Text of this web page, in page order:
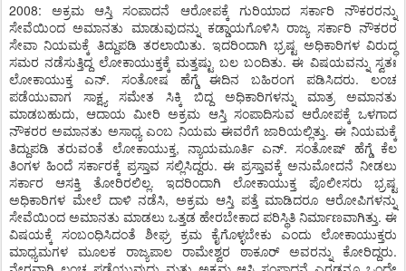
2008: ಅಕ್ರಮ ಆಸ್ತಿ ಸಂಪಾದನೆ ಆರೋಪಕ್ಕೆ ಗುರಿಯಾದ ಸರ್ಕಾರಿ ನೌಕರರನ್ನು
ಸೇವೆಯಿಂದ ಅಮಾನತು ಮಾಡುವುದನ್ನು ಕಡ್ಡಾಯಗೊಳಿಸಿ ರಾಜ್ಯ ಸರ್ಕಾರಿ ನೌಕರರ
ಸೇವಾ ನಿಯಮಕ್ಕೆ ತಿದ್ದುಪಡಿ ತರಲಾಯಿತು. ಇದರಿಂದಾಗಿ ಭ್ರಷ್ಟ ಅಧಿಕಾರಿಗಳ ವಿರುದ್ಧ
ಸಮರ ನಡೆಸುತ್ತಿದ್ದ ಲೋಕಾಯುಕ್ತಕ್ಕೆ ಮತ್ತಷ್ಟು ಬಲ ಬಂದಿತು. ಈ ವಿಷಯವನ್ನು ಸ್ವತಃ
ಲೋಕಾಯುಕ್ತ ಎನ್. ಸಂತೋಷ ಹೆಗ್ಡೆ ಈದಿನ ಬಹಿರಂಗ ಪಡಿಸಿದರು. ಲಂಚ
ಪಡೆಯುವಾಗ ಸಾಕ್ಷ್ಯ ಸಮೇತ ಸಿಕ್ಕಿ ಬಿದ್ದ ಅಧಿಕಾರಿಗಳನ್ನು ಮಾತ್ರ ಅಮಾನತು
ಮಾಡಬಹುದು, ಆದಾಯ ಮೀರಿ ಅಕ್ರಮ ಆಸ್ತಿ ಸಂಪಾದಿಸುವ ಆರೋಪಕ್ಕೆ ಒಳಗಾದ
ನೌಕರರ ಅಮಾನತು ಅಸಾಧ್ಯ ಎಂಬ ನಿಯಮ ಈವರೆಗೆ ಜಾರಿಯಲ್ಲಿತ್ತು. ಈ ನಿಯಮಕ್ಕೆ
ತಿದ್ದುಪಡಿ ತರುವಂತೆ ಲೋಕಾಯುಕ್ತ, ನ್ಯಾಯಮೂರ್ತಿ ಎನ್. ಸಂತೋಷ್ ಹೆಗ್ಡೆ ಕೆಲ
ತಿಂಗಳ ಹಿಂದೆ ಸರ್ಕಾರಕ್ಕೆ ಪ್ರಸ್ತಾವ ಸಲ್ಲಿಸಿದ್ದರು. ಈ ಪ್ರಸ್ತಾವಕ್ಕೆ ಅನುಮೋದನೆ ನೀಡಲು
ಸರ್ಕಾರ ಆಸಕ್ತಿ ತೋರಿರಲಿಲ್ಲ. ಇದರಿಂದಾಗಿ ಲೋಕಾಯುಕ್ತ ಪೊಲೀಸರು ಭ್ರಷ್ಟ
ಅಧಿಕಾರಿಗಳ ಮೇಲೆ ದಾಳಿ ನಡೆಸಿ, ಅಕ್ರಮ ಆಸ್ತಿ ಪತ್ತೆ ಮಾಡಿದರೂ ಆರೋಪಿಗಳನ್ನು
ಸೇವೆಯಿಂದ ಅಮಾನತು ಮಾಡಲು ಒತ್ತಡ ಹೇರಬೇಕಾದ ಪರಿಸ್ಥಿತಿ ನಿರ್ಮಾಣವಾಗಿತ್ತು. ಈ
ವಿಷಯಕ್ಕೆ ಸಂಬಂಧಿಸಿದಂತೆ ಶೀಘ್ರ ಕ್ರಮ ಕೈಗೊಳ್ಳಬೇಕು ಎಂದು ಲೋಕಾಯುಕ್ತರು
ಮಾಧ್ಯಮಗಳ ಮೂಲಕ ರಾಜ್ಯಪಾಲ ರಾಮೇಶ್ವರ ಠಾಕೂರ್ ಅವರನ್ನು ಕೋರಿದ್ದರು.